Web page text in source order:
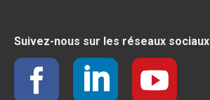
Suivez-nous sur les réseaux sociaux